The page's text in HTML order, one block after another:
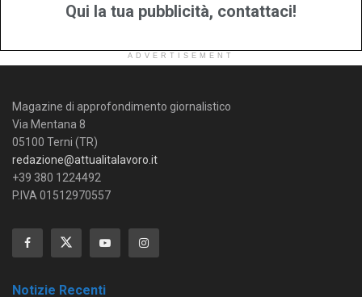
Qui la tua pubblicità, contattaci!
ADVERTISEMENT
Magazine di approfondimento giornalistico
Via Mentana 8
05100 Terni (TR)
redazione@attualitalavoro.it
+39 380 1224492
P.IVA 01512970557
Notizie Recenti